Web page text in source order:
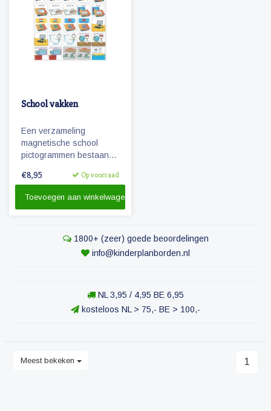
School vakken
Een verzameling
magnetische school
pictogrammen bestaande
de basisschool worden
€8,95 Op voorraad
Toevoegen aan winkelwagen
1800+ (zeer) goede beoordelingen
info@kinderplanborden.nl
NL 3,95 / 4,95 BE 6,95
kosteloos NL > 75,- BE > 100,-
Meest bekeken 1